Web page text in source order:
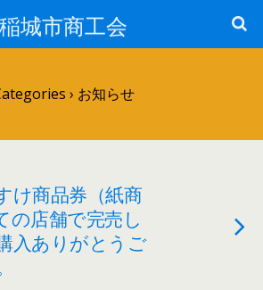
稲城市商工会
› お知らせ
け商品券（紙商
の店舗で完売し
入ありがとうご